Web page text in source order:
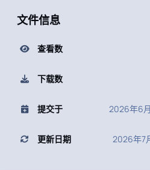
文件信息
查看数
下载数
提交于 2026年6
更新日期 2026年7